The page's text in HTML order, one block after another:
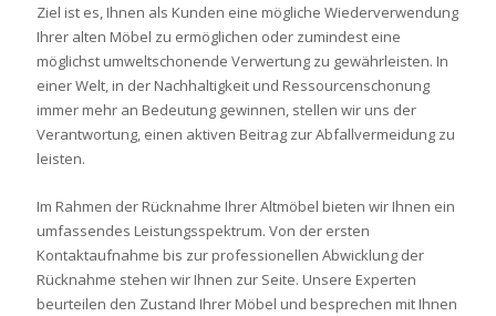
Ziel ist es, Ihnen als Kunden eine mögliche Wiederverwendung
Ihrer alten Möbel zu ermöglichen oder zumindest eine
möglichst umweltschonende Verwertung zu gewährleisten. In
einer Welt, in der Nachhaltigkeit und Ressourcenschonung
immer mehr an Bedeutung gewinnen, stellen wir uns der
Verantwortung, einen aktiven Beitrag zur Abfallvermeidung zu
leisten.
Im Rahmen der Rücknahme Ihrer Altmöbel bieten wir Ihnen ein
umfassendes Leistungsspektrum. Von der ersten
Kontaktaufnahme bis zur professionellen Abwicklung der
Rücknahme stehen wir Ihnen zur Seite. Unsere Experten
beurteilen den Zustand Ihrer Möbel und besprechen mit Ihnen